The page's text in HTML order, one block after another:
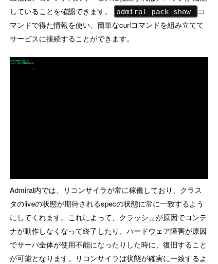
していることを確認できます。
admiral pack show
コ
マンドで得た情報を使い、簡単なcurlコマンドを組み立てて
サービスに接続することができます。
Admiral内では、リコンサイラが常に稼働しており、クラス
タのliveの状態が期待されるspecの状態に常に一致するよう
にしてくれます。これによって、クラッシュが原因でコンテ
ナが動作しなくなって終了したり、ハードウェア障害が原因
でサーバ全体が使用不能になったりした時に、復旧すること
が可能となります。リコンサイラは状態が確実に一致するよ